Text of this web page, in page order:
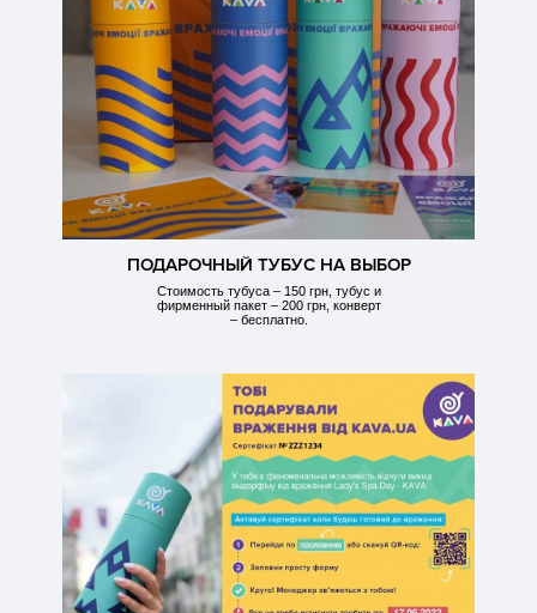
ПОДАРОЧНЫЙ ТУБУС НА ВЫБОР
Стоимость тубуса – 150 грн, тубус и
фирменный пакет – 200 грн, конверт
– бесплатно.